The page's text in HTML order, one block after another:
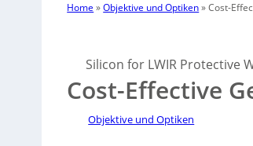
Home »Objektive und Optiken»Cost-
Silicon for LWIR Protective
Cost-Effective
Objektive und Optiken